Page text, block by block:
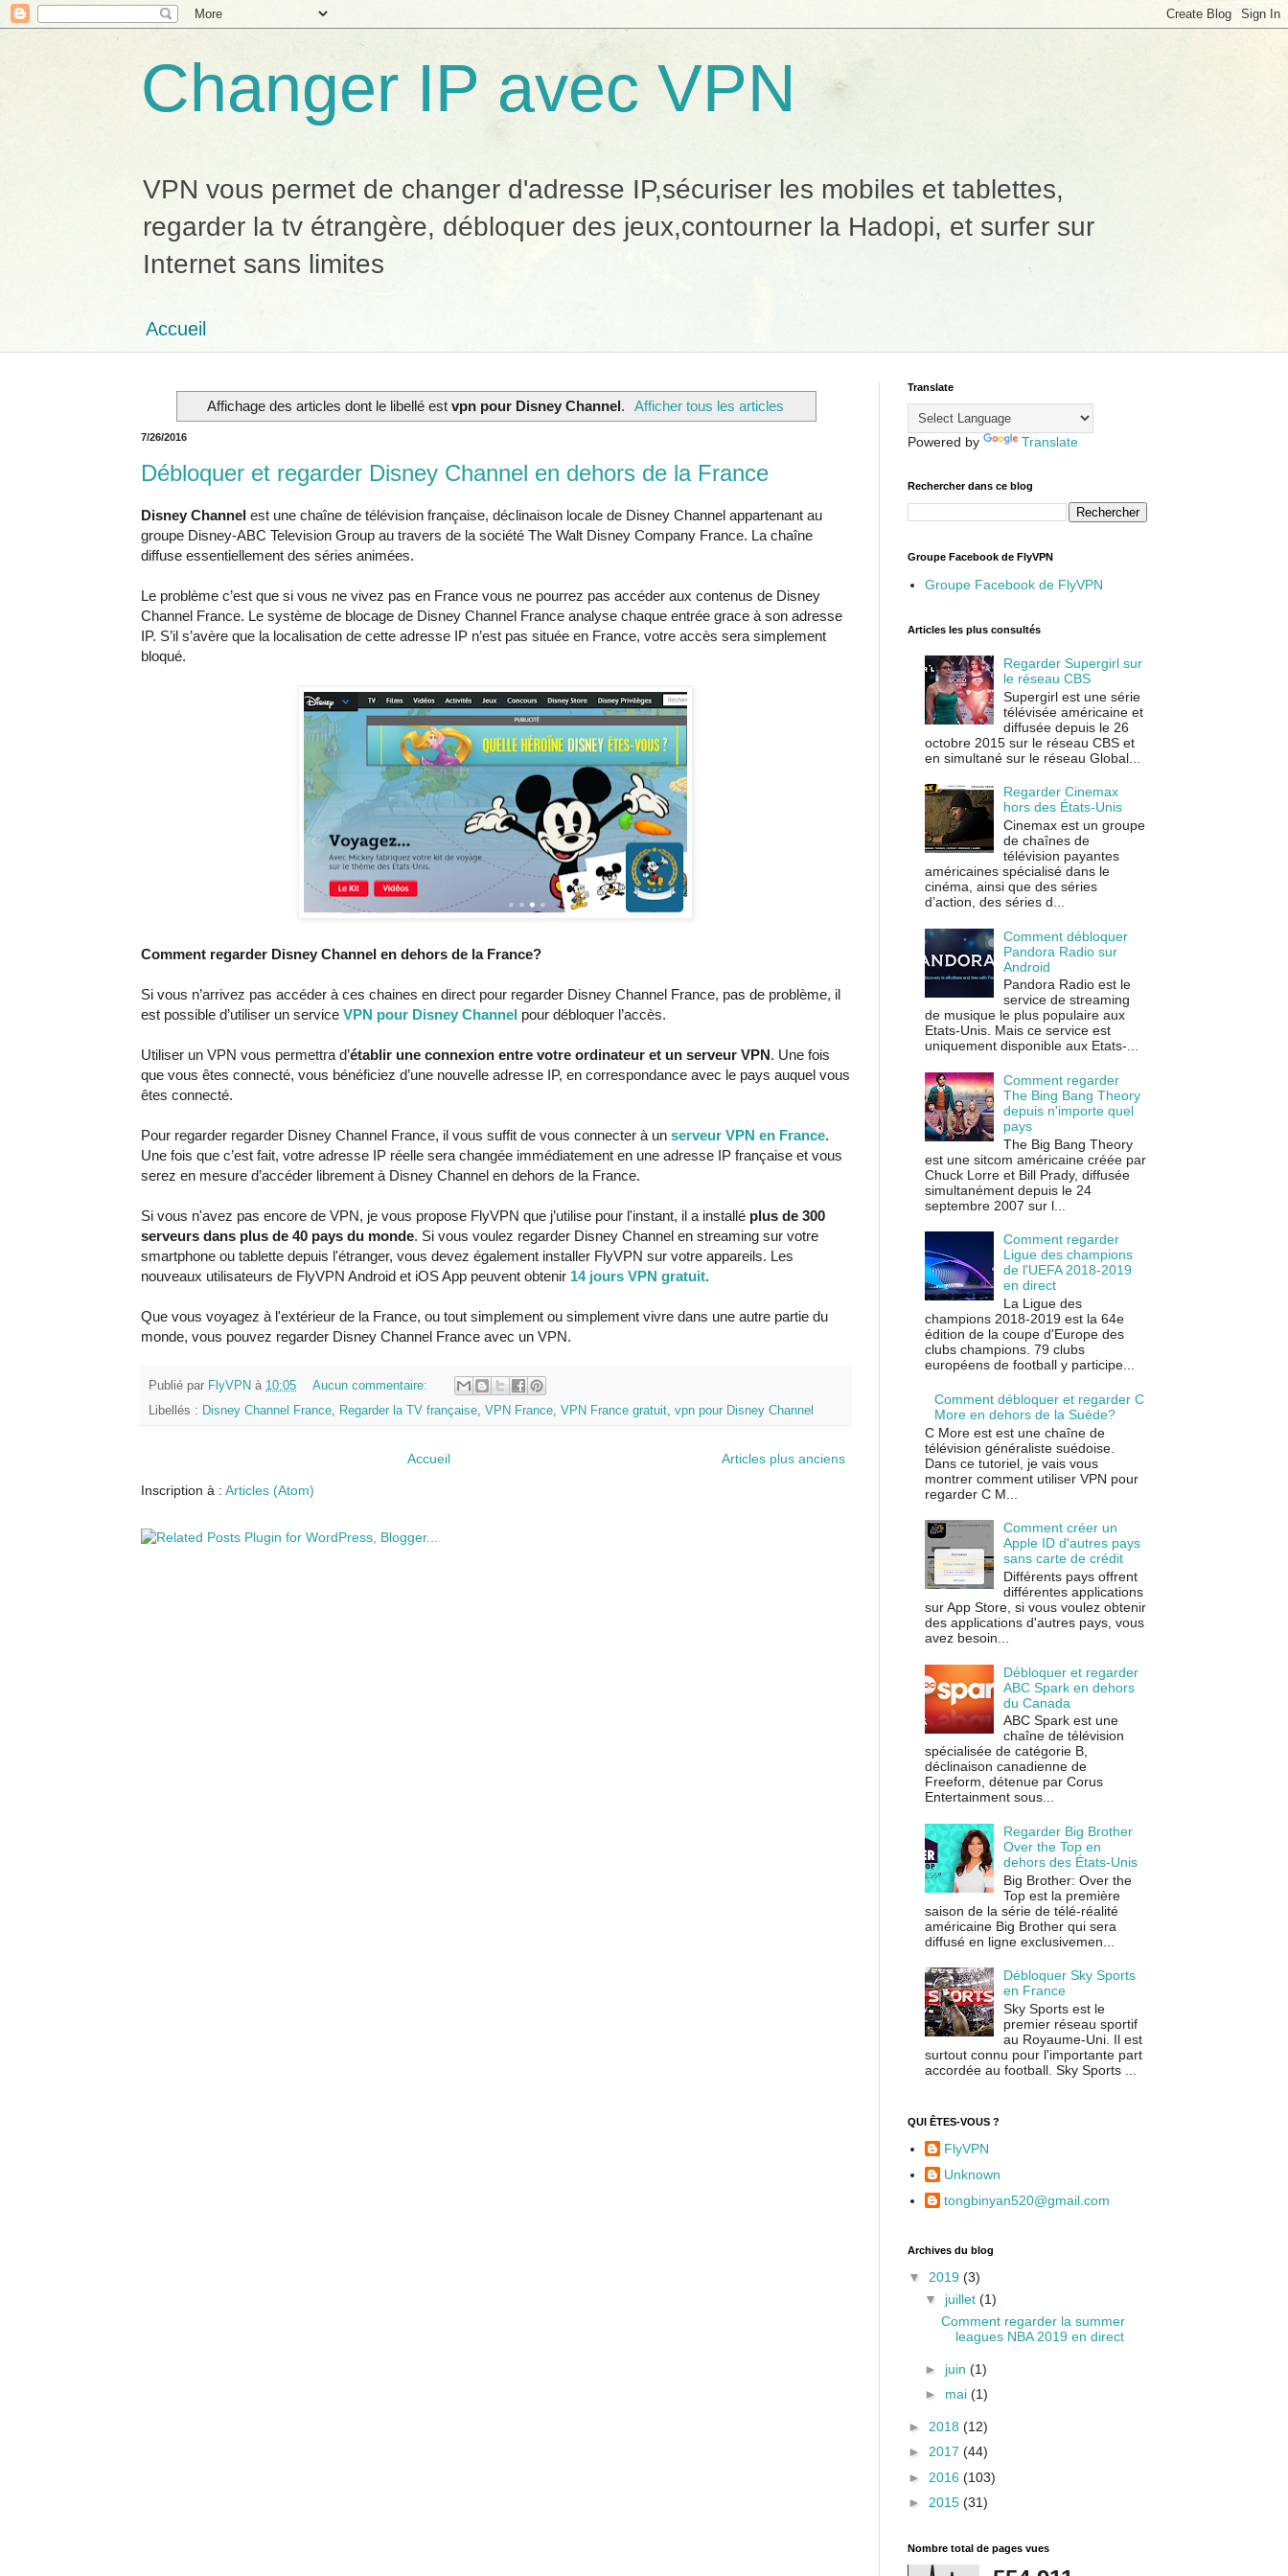
Changer IP avec VPN
VPN vous permet de changer d'adresse IP,sécuriser les mobiles et tablettes,
regarder la tv étrangère, débloquer des jeux,contourner la Hadopi, et surfer sur
Internet sans limites
Accueil
Affichage des articles dont le libellé est vpn pour Disney Channel. Afficher tous les articles
7/26/2016
Débloquer et regarder Disney Channel en dehors de la France
Disney Channel est une chaîne de télévision française, déclinaison locale de Disney Channel appartenant au
groupe Disney-ABC Television Group au travers de la société The Walt Disney Company France. La chaîne
diffuse essentiellement des séries animées.
Le problème c’est que si vous ne vivez pas en France vous ne pourrez pas accéder aux contenus de Disney
Channel France. Le système de blocage de Disney Channel France analyse chaque entrée grace à son adresse
IP. S’il s’avère que la localisation de cette adresse IP n’est pas située en France, votre accès sera simplement
bloqué.
Comment regarder Disney Channel en dehors de la France?
Si vous n’arrivez pas accéder à ces chaines en direct pour regarder Disney Channel France, pas de problème, il
est possible d’utiliser un service VPN pour Disney Channel pour débloquer l’accès.
Utiliser un VPN vous permettra d’établir une connexion entre votre ordinateur et un serveur VPN. Une fois
que vous êtes connecté, vous bénéficiez d’une nouvelle adresse IP, en correspondance avec le pays auquel vous
êtes connecté.
Pour regarder regarder Disney Channel France, il vous suffit de vous connecter à un serveur VPN en France.
Une fois que c’est fait, votre adresse IP réelle sera changée immédiatement en une adresse IP française et vous
serez en mesure d’accéder librement à Disney Channel en dehors de la France.
Si vous n'avez pas encore de VPN, je vous propose FlyVPN que j’utilise pour l'instant, il a installé plus de 300
serveurs dans plus de 40 pays du monde. Si vous voulez regarder Disney Channel en streaming sur votre
smartphone ou tablette depuis l'étranger, vous devez également installer FlyVPN sur votre appareils. Les
nouveaux utilisateurs de FlyVPN Android et iOS App peuvent obtenir 14 jours VPN gratuit.
Que vous voyagez à l'extérieur de la France, ou tout simplement ou simplement vivre dans une autre partie du
monde, vous pouvez regarder Disney Channel France avec un VPN.
Publié par FlyVPN à 10:05
Aucun commentaire:
Libellés : Disney Channel France, Regarder la TV française, VPN France, VPN France gratuit, vpn pour Disney Channel
Articles plus anciens
Accueil
Inscription à : Articles (Atom)
Translate
Powered by Translate
Rechercher dans ce blog
Groupe Facebook de FlyVPN
Groupe Facebook de FlyVPN
Articles les plus consultés
Regarder Supergirl sur
le réseau CBS
Supergirl est une série
télévisée américaine et
diffusée depuis le 26
octobre 2015 sur le réseau CBS et
en simultané sur le réseau Global...
Regarder Cinemax
hors des États-Unis
Cinemax est un groupe
de chaînes de
télévision payantes
américaines spécialisé dans le
cinéma, ainsi que des séries
d’action, des séries d...
Comment débloquer
Pandora Radio sur
Android
Pandora Radio est le
service de streaming
de musique le plus populaire aux
Etats-Unis. Mais ce service est
uniquement disponible aux Etats-...
Comment regarder
The Bing Bang Theory
depuis n'importe quel
pays
The Big Bang Theory
est une sitcom américaine créée par
Chuck Lorre et Bill Prady, diffusée
simultanément depuis le 24
septembre 2007 sur l...
Comment regarder
Ligue des champions
de l'UEFA 2018-2019
en direct
La Ligue des
champions 2018-2019 est la 64e
édition de la coupe d'Europe des
clubs champions. 79 clubs
européens de football y participe...
Comment débloquer et regarder C
More en dehors de la Suède?
C More est est une chaîne de
télévision généraliste suédoise.
Dans ce tutoriel, je vais vous
montrer comment utiliser VPN pour
regarder C M...
Comment créer un
Apple ID d'autres pays
sans carte de crédit
Différents pays offrent
différentes applications
sur App Store, si vous voulez obtenir
des applications d'autres pays, vous
avez besoin...
Débloquer et regarder
ABC Spark en dehors
du Canada
ABC Spark est une
chaîne de télévision
spécialisée de catégorie B,
déclinaison canadienne de
Freeform, détenue par Corus
Entertainment sous...
Regarder Big Brother
Over the Top en
dehors des États-Unis
Big Brother: Over the
Top est la première
saison de la série de télé-réalité
américaine Big Brother qui sera
diffusé en ligne exclusivemen...
Débloquer Sky Sports
en France
Sky Sports est le
premier réseau sportif
au Royaume-Uni. Il est
surtout connu pour l'importante part
accordée au football. Sky Sports ...
QUI ÊTES-VOUS ?
FlyVPN
Unknown
tongbinyan520@gmail.com
Archives du blog
▼ 2019 (3)
▼ juillet (1)
Comment regarder la summer
leagues NBA 2019 en direct
► juin (1)
► mai (1)
► 2018 (12)
► 2017 (44)
► 2016 (103)
► 2015 (31)
Nombre total de pages vues